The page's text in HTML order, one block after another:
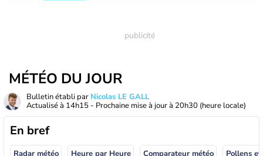
MÉTÉO DU JOUR
Bulletin établi par Nicolas LE GALL
Actualisé à 14h15 - Prochaine mise à jour à 20h30 (heure locale)
En bref
Radar météo Heure par Heure Comparateur météo Pollens